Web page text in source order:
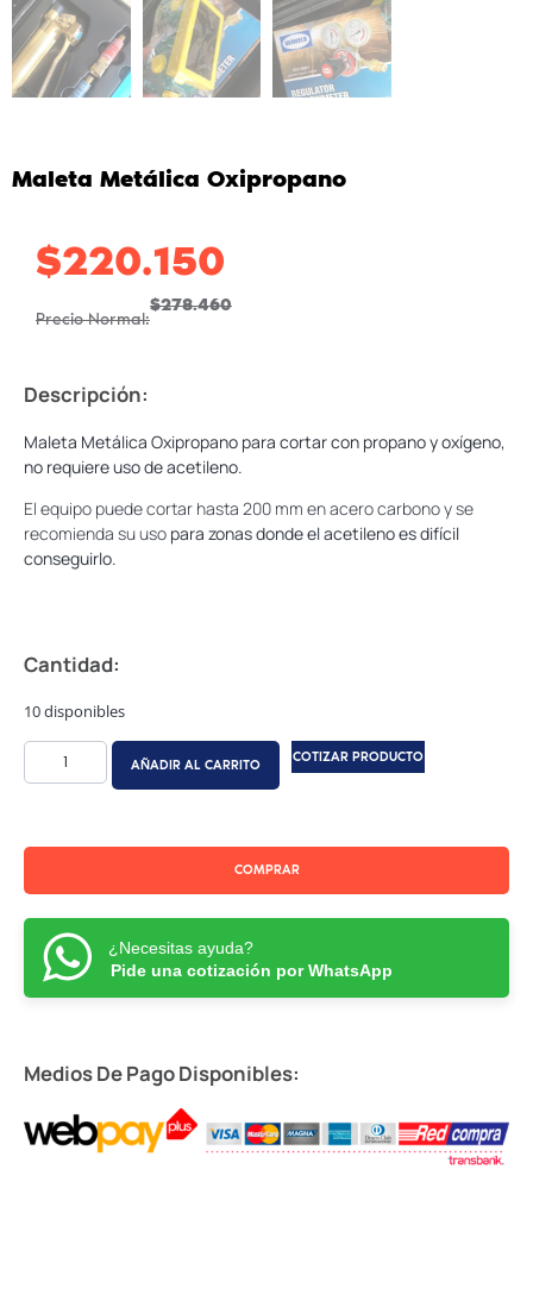
Maleta Metálica Oxipropano
$220.150
Precio Normal:
$278.460
Descripción:
Maleta Metálica Oxipropano para cortar con propano y oxígeno,
no requiere uso de acetileno.
El equipo puede cortar hasta 200 mm en acero carbono y se
recomienda su uso para zonas donde el acetileno es difícil
conseguirlo.
Cantidad:
10 disponibles
AÑADIR AL CARRITO COTIZAR PRODUCTO
COMPRAR
¿Necesitas ayuda?
Pide una cotización por WhatsApp
Medios De Pago Disponibles: